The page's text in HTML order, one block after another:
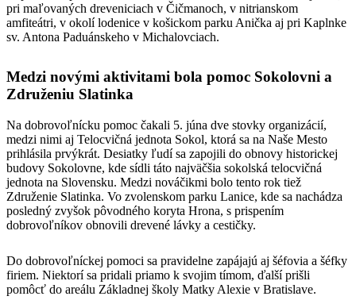
pri maľovaných dreveniciach v Čičmanoch, v nitrianskom
amfiteátri, v okolí lodenice v košickom parku Anička aj pri Kaplnke
sv. Antona Paduánskeho v Michalovciach.
Medzi novými aktivitami bola pomoc Sokolovni a
Združeniu Slatinka
Na dobrovoľnícku pomoc čakali 5. júna dve stovky organizácií,
medzi nimi aj Telocvičná jednota Sokol, ktorá sa na Naše Mesto
prihlásila prvýkrát. Desiatky ľudí sa zapojili do obnovy historickej
budovy Sokolovne, kde sídli táto najväčšia sokolská telocvičná
jednota na Slovensku. Medzi nováčikmi bolo tento rok tiež
Združenie Slatinka. Vo zvolenskom parku Lanice, kde sa nachádza
posledný zvyšok pôvodného koryta Hrona, s prispením
dobrovoľníkov obnovili drevené lávky a cestičky.
Do dobrovoľníckej pomoci sa pravidelne zapájajú aj šéfovia a šéfky
firiem. Niektorí sa pridali priamo k svojim tímom, ďalší prišli
pomôcť do areálu Základnej školy Matky Alexie v Bratislave.